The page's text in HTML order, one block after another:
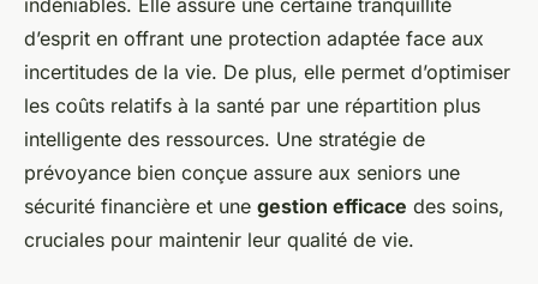
indéniables. Elle assure une certaine tranquillité
d’esprit en offrant une protection adaptée face aux
incertitudes de la vie. De plus, elle permet d’optimiser
les coûts relatifs à la santé par une répartition plus
intelligente des ressources. Une stratégie de
prévoyance bien conçue assure aux seniors une
sécurité financière et une gestion efficace des soins,
cruciales pour maintenir leur qualité de vie.